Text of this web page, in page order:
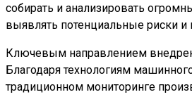
собирать и анализировать
выявлять потенциальные риски
Ключевым направлением
Благодаря технологиям
традиционном мониторинге